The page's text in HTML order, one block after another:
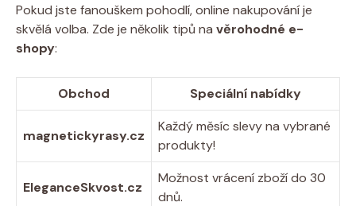
Pokud jste fanouškem pohodlí, online nakupování je
skvělá volba. Zde je několik tipů na věrohodné e-
shopy:
Obchod Speciální nabídky
magnetickyrasy.cz
Každý měsíc slevy na vybrané
produkty!
EleganceSkvost.cz
Možnost vrácení zboží do 30
dnů.